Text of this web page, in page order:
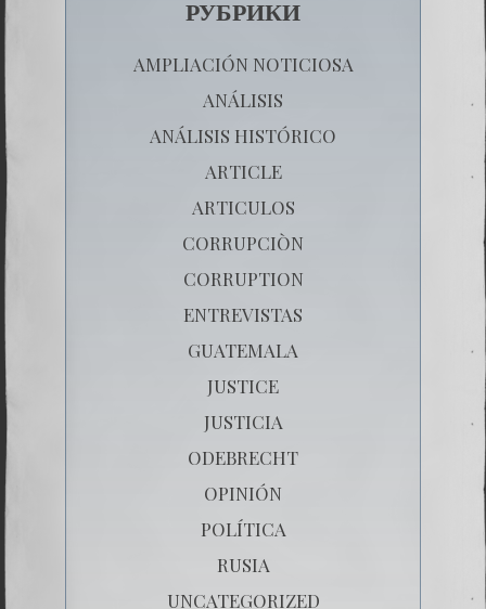
РУБРИКИ
AMPLIACIÓN NOTICIOSA
ANÁLISIS
ANÁLISIS HISTÓRICO
ARTICLE
ARTICULOS
CORRUPCIÒN
CORRUPTION
ENTREVISTAS
GUATEMALA
JUSTICE
JUSTICIA
ODEBRECHT
OPINIÓN
POLÍTICA
RUSIA
UNCATEGORIZED